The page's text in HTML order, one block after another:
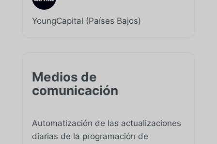
YoungCapital (Países Bajos)
Medios de
comunicación
Automatización de las actualizaciones
diarias de la programación de